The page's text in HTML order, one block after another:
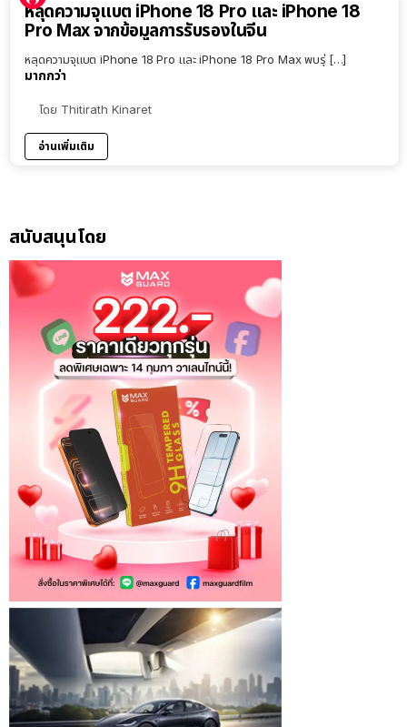
หลุดความจุแบต iPhone 18 Pro และ iPhone 18
Pro Max จากข้อมูลการรับรองในจีน
หลุดความจุแบต iPhone 18 Pro และ iPhone 18 Pro Max พบรุ่ […]
มากกว่า
โดย Thitirath Kinaret
อ่านเพิ่มเติม
สนับสนุนโดย